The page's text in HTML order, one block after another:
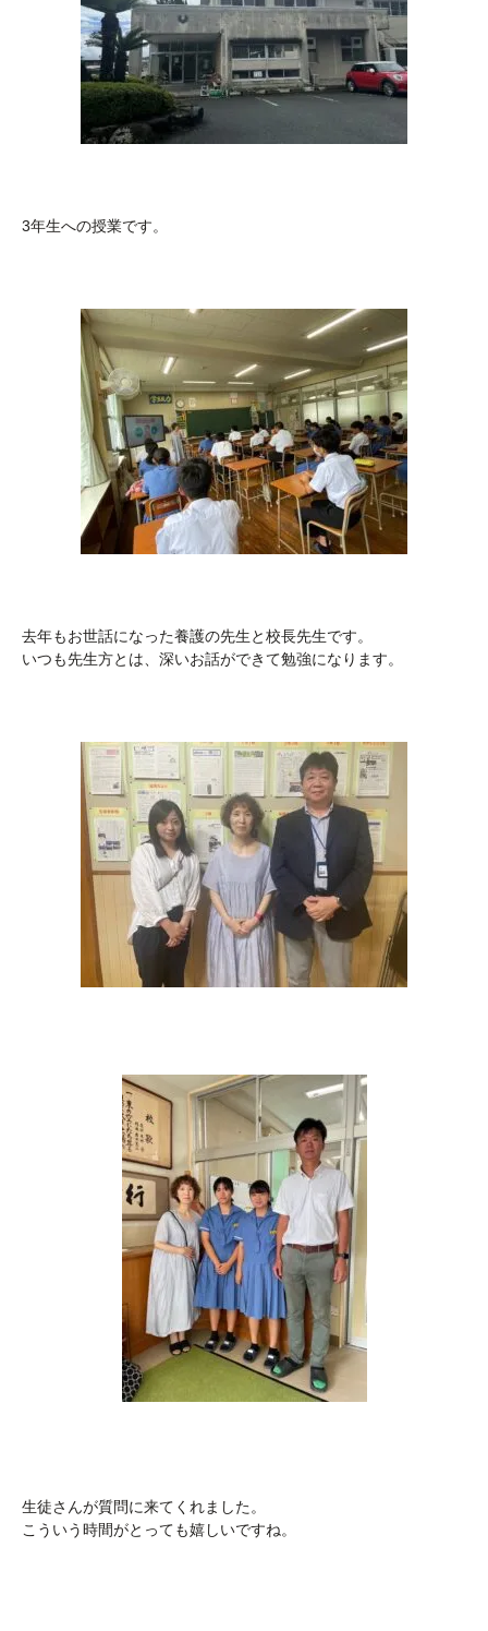
3年生への授業です。
去年もお世話になった養護の先生と校長先生です。
いつも先生方とは、深いお話ができて勉強になります。
生徒さんが質問に来てくれました。
こういう時間がとっても嬉しいですね。